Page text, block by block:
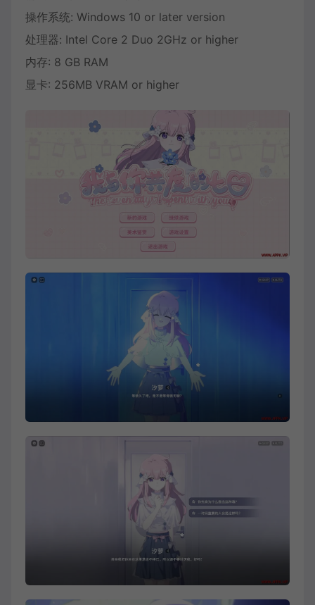
操作系统: Windows 10 or later version
处理器: Intel Core 2 Duo 2GHz or higher
内存: 8 GB RAM
显卡: 256MB VRAM or higher